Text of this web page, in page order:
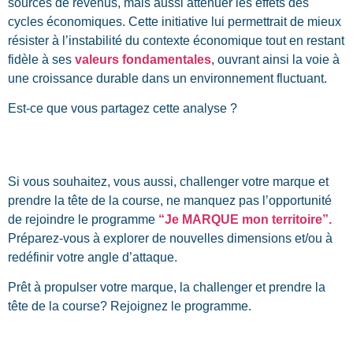
cycles économiques. Cette initiative lui permettrait de mieux
résister à l’instabilité du contexte économique tout en restant
fidèle à ses valeurs fondamentales, ouvrant ainsi la voie à
une croissance durable dans un environnement fluctuant.
Est-ce que vous partagez cette analyse ?
Si vous souhaitez, vous aussi, challenger votre marque et
prendre la tête de la course, ne manquez pas l’opportunité
de rejoindre le programme “Je MARQUE mon territoire”.
Préparez-vous à explorer de nouvelles dimensions et/ou à
redéfinir votre angle d’attaque.
Prêt à propulser votre marque, la challenger et prendre la
tête de la course? Rejoignez le programme.